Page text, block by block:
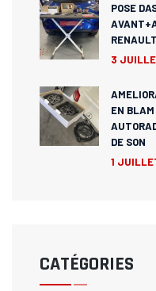
POSE
3
EN
DE SON
1
CATÉGORIES